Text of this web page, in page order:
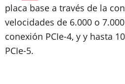
placa base a través de la
velocidades de 6.000 o
conexión PCIe-4, y y hasta
PCIe-5.